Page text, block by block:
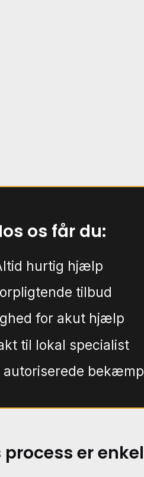
os får du:
hurtig hjælp
tilbud
for akut hjælp
til lokal specialist
autoriserede
process er enkel